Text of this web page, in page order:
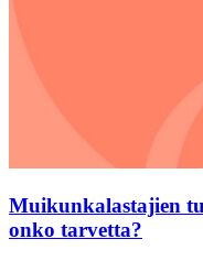
Muikunkalastajien
onko tarvetta?